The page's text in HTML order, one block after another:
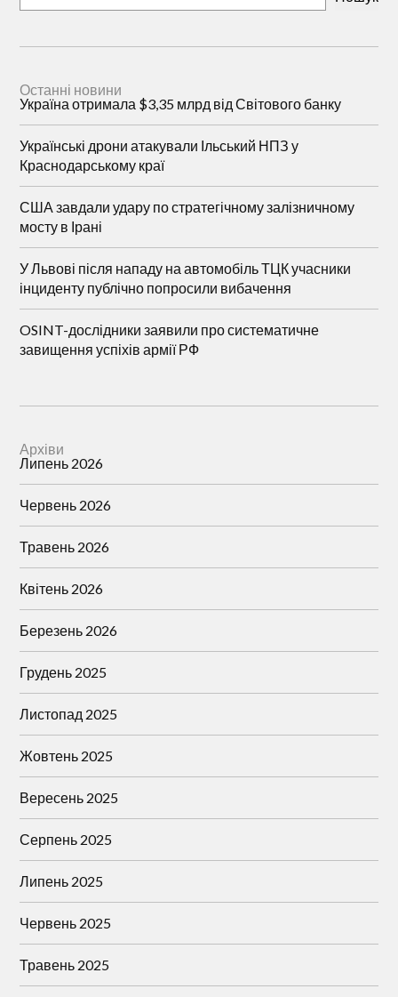
Останні новини
Україна отримала $3,35 млрд від Світового банку
Українські дрони атакували Ільський НПЗ у
Краснодарському краї
США завдали удару по стратегічному залізничному
мосту в Ірані
У Львові після нападу на автомобіль ТЦК учасники
інциденту публічно попросили вибачення
OSINT-дослідники заявили про систематичне
завищення успіхів армії РФ
Архіви
Липень 2026
Червень 2026
Травень 2026
Квітень 2026
Березень 2026
Грудень 2025
Листопад 2025
Жовтень 2025
Вересень 2025
Серпень 2025
Липень 2025
Червень 2025
Травень 2025